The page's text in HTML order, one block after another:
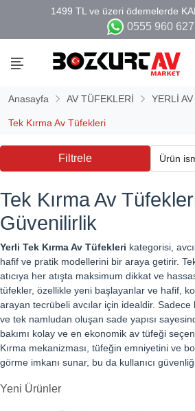
0555 960
Anasayfa AV TÜFEKLERİ YERLİ
Tek Kırma Av Tüfekleri
Filtrele
Tek Kırma Av
Güvenilirlik
Yerli Tek Kırma Av Tüfekleri kategorisi,
hafif ve pratik modellerini bir araya getirir.
atıcıya her atışta maksimum dikkat ve
tüfekler, özellikle yeni başlayanlar ve hafif,
arayan tecrübeli avcılar için idealdir.
ve tek namludan oluşan sade yapısı
bakımı kolay ve en ekonomik av tüfeği
Kırma mekanizması, tüfeğin emniyetini ve
görme imkanı sunar, bu da kullanıcı
Yeni Ürünler